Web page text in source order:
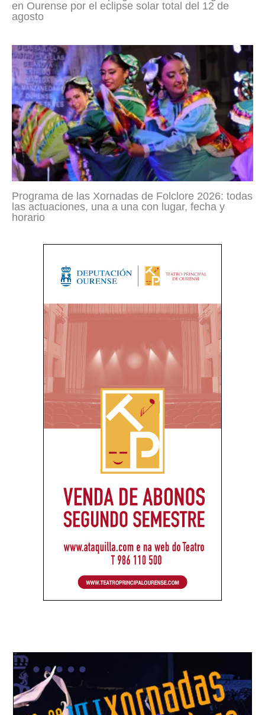
en Ourense por el eclipse solar total del 12 de
agosto
Programa de las Xornadas de Folclore 2026: todas
las actuaciones, una a una con lugar, fecha y
horario